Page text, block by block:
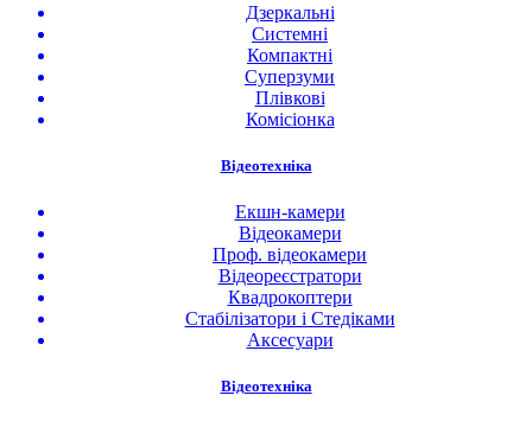
Дзеркальні
Системні
Компактні
Суперзуми
Плівкові
Комісіонка
Відеотехніка
Екшн-камери
Відеокамери
Проф. відеокамери
Відеореєстратори
Квадрокоптери
Стабілізатори і Стедіками
Аксесуари
Відеотехніка